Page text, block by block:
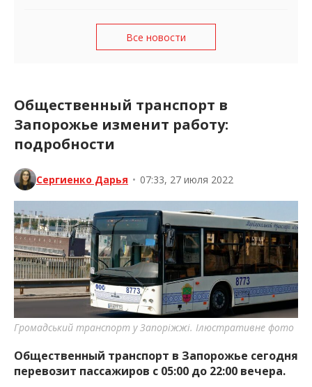
Все новости
Общественный транспорт в
Запорожье изменит работу:
подробности
Сергиенко Дарья • 07:33, 27 июля 2022
Громадський транспорт у Запоріжжі. Ілюстративне фото
Общественный транспорт в Запорожье сегодня
перевозит пассажиров с 05:00 до 22:00 вечера.